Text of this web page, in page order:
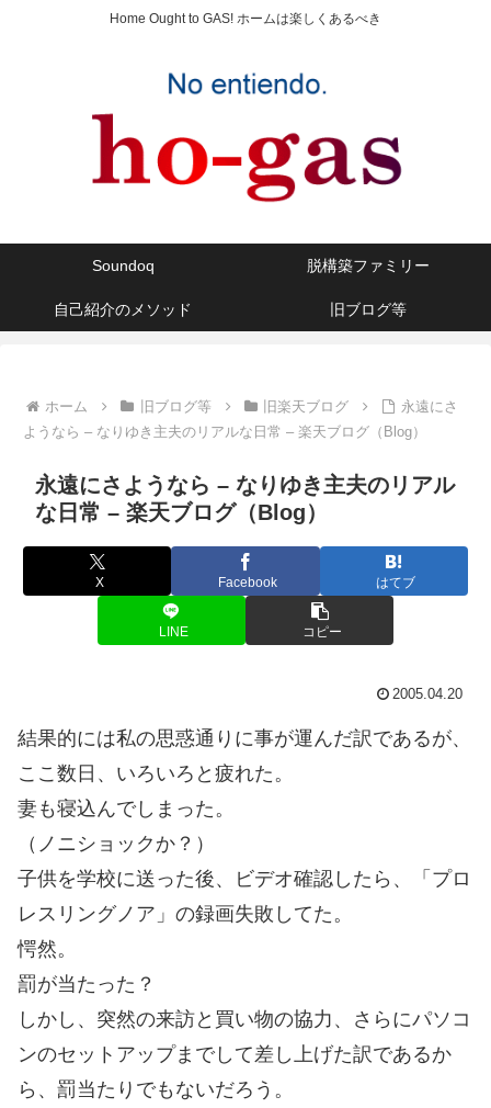
Home Ought to GAS! ホームは楽しくあるべき
Soundoq 脱構築ファミリー
自己紹介のメソッド 旧ブログ等
ホーム 旧ブログ等 旧楽天ブログ
永遠にさ
ようなら – なりゆき主夫のリアルな日常 – 楽天ブログ（Blog）
永遠にさようなら – なりゆき主夫のリアル
な日常 – 楽天ブログ（Blog）
X Facebook はてブ
LINE コピー
2005.04.20
結果的には私の思惑通りに事が運んだ訳であるが、
ここ数日、いろいろと疲れた。
妻も寝込んでしまった。
（ノニショックか？）
子供を学校に送った後、ビデオ確認したら、「プロ
レスリングノア」の録画失敗してた。
愕然。
罰が当たった？
しかし、突然の来訪と買い物の協力、さらにパソコ
ンのセットアップまでして差し上げた訳であるか
ら、罰当たりでもないだろう。